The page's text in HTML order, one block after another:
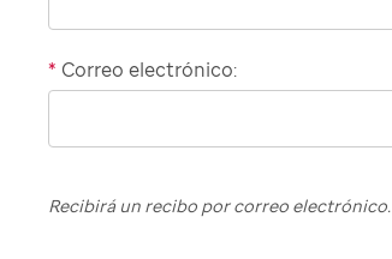
International
phone
"billing"
* Correo electrónico:
Recibirá un recibo por correo electrónico.